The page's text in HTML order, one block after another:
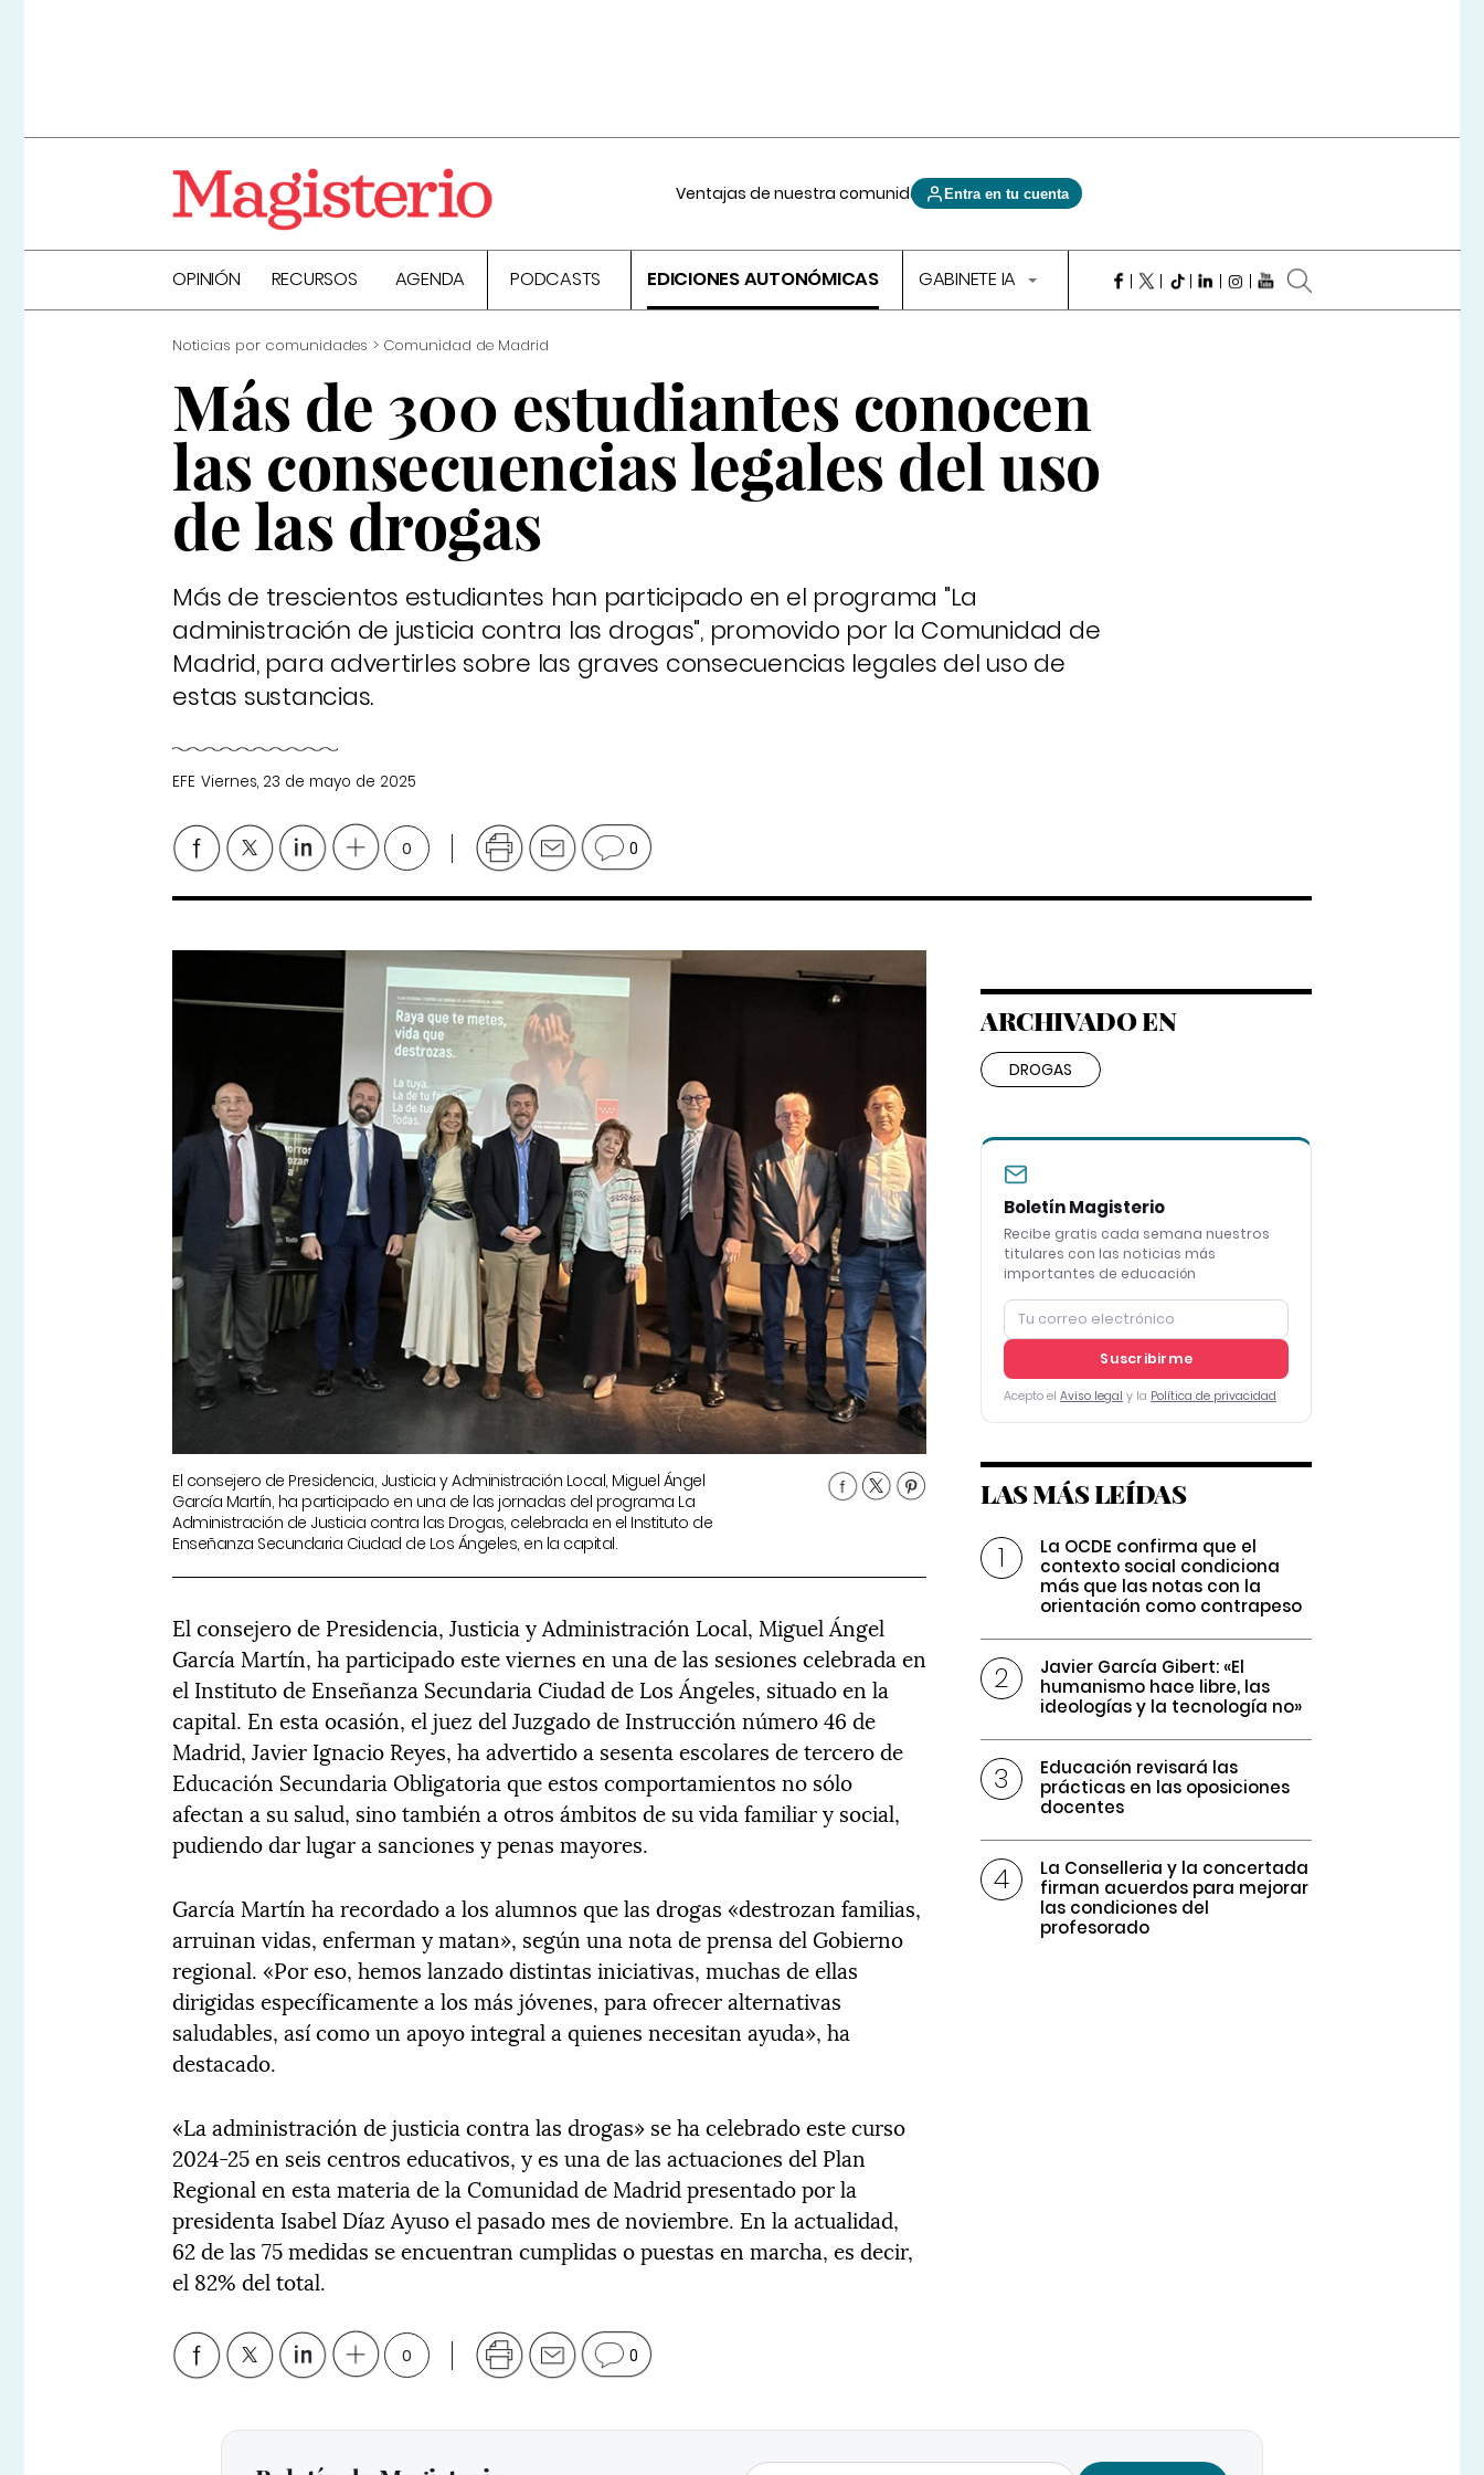
Ventajas de nuestra comunidad Entra en tu cuenta
OPINIÓN RECURSOS AGENDA PODCASTS EDICIONES AUTONÓMICAS GABINETE IA
Noticias por comunidades Comunidad de Madrid
Más de 300 estudiantes conocen
las consecuencias legales del uso
de las drogas
Más de trescientos estudiantes han participado en el programa "La
administración de justicia contra las drogas", promovido por la Comunidad de
Madrid, para advertirles sobre las graves consecuencias legales del uso de
estas sustancias.
EFE Viernes, 23 de mayo de 2025
0 0
El consejero de Presidencia, Justicia y Administración Local, Miguel Ángel
García Martín, ha participado en una de las jornadas del programa La
Administración de Justicia contra las Drogas, celebrada en el Instituto de
Enseñanza Secundaria Ciudad de Los Ángeles, en la capital.
El consejero de Presidencia, Justicia y Administración Local, Miguel Ángel
García Martín, ha participado este viernes en una de las sesiones celebrada en
el Instituto de Enseñanza Secundaria Ciudad de Los Ángeles, situado en la
capital. En esta ocasión, el juez del Juzgado de Instrucción número 46 de
Madrid, Javier Ignacio Reyes, ha advertido a sesenta escolares de tercero de
Educación Secundaria Obligatoria que estos comportamientos no sólo
afectan a su salud, sino también a otros ámbitos de su vida familiar y social,
pudiendo dar lugar a sanciones y penas mayores.
García Martín ha recordado a los alumnos que las drogas «destrozan familias,
arruinan vidas, enferman y matan», según una nota de prensa del Gobierno
regional. «Por eso, hemos lanzado distintas iniciativas, muchas de ellas
dirigidas específicamente a los más jóvenes, para ofrecer alternativas
saludables, así como un apoyo integral a quienes necesitan ayuda», ha
destacado.
«La administración de justicia contra las drogas» se ha celebrado este curso
2024-25 en seis centros educativos, y es una de las actuaciones del Plan
Regional en esta materia de la Comunidad de Madrid presentado por la
presidenta Isabel Díaz Ayuso el pasado mes de noviembre. En la actualidad,
62 de las 75 medidas se encuentran cumplidas o puestas en marcha, es decir,
el 82% del total.
0 0
ARCHIVADO EN
DROGAS
Boletín Magisterio
Recibe gratis cada semana nuestros
titulares con las noticias más
importantes de educación
Suscribirme
Acepto el Aviso legal y la Política de privacidad
LAS MÁS LEÍDAS
La OCDE confirma que el
contexto social condiciona
más que las notas con la
orientación como contrapeso
Javier García Gibert: «El
humanismo hace libre, las
ideologías y la tecnología no»
Educación revisará las
prácticas en las oposiciones
docentes
La Conselleria y la concertada
firman acuerdos para mejorar
las condiciones del
profesorado